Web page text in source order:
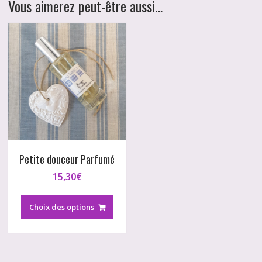
Vous aimerez peut-être aussi…
Petite douceur Parfumé
15,30€
Choix des options
Ce
a
plusieurs